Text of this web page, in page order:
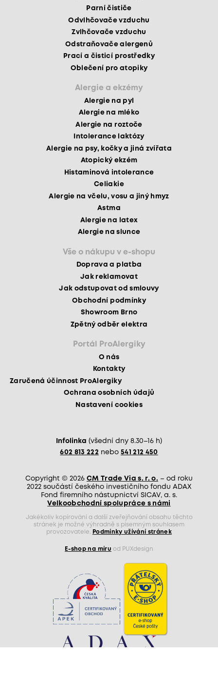
Parní čističe
Odvlhčovače vzduchu
Zvlhčovače vzduchu
Odstraňovače alergenů
Prací a čisticí prostředky
Oblečení pro atopiky
Alergie a ekzémy
Alergie na pyl
Alergie na mléko
Alergie na roztoče
Intolerance laktózy
Alergie na psy, kočky a jiná zvířata
Atopický ekzém
Histaminová intolerance
Celiakie
Alergie na včelu, vosu a jiný hmyz
Astma
Alergie na latex
Alergie na slunce
Vše o nákupu v e-shopu
Doprava a platba
Jak reklamovat
Jak odstupovat od smlouvy
Obchodní podmínky
Showroom Brno
Zpětný odběr elektra
Portál ProAlergiky
O nás
Kontakty
Zaručená účinnost ProAlergiky
Ochrana osobních údajů
Nastavení cookies
Infolinka (všední dny 8.30–16 h)
602 813 222 nebo 541 212 450
Copyright © 2026 CM Trade Via s. r. o. – od roku
2022 součástí českého investičního fondu ADAX
Fond firemního nástupnictví SICAV, a. s.
Velkoobchodní spolupráce s námi
Jakékoliv kopírování a další zveřejňování obsahu těchto
stránek je možné výhradně s písemným souhlasem
provozovatele.
Podmínky užívání stránek
E-shop na míru od PUXdesign